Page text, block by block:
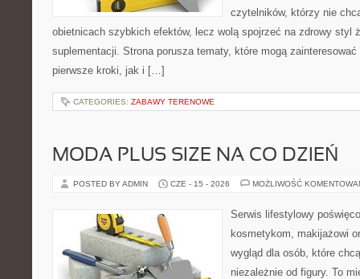
czytelników, którzy nie
obietnicach szybkich efektów, lecz wolą spojrzeć na zdrowy styl
suplementacji. Strona porusza tematy, które mogą
pierwsze kroki, jak i […]
CATEGORIES: ZABAWY TERENOWE
MODA PLUS SIZE NA CO DZIEŃ
POSTED BY ADMIN CZE - 15 - 2026 MOŻLIWOŚĆ
Serwis lifestylowy
kosmetykom, makijażowi
wygląd dla osób, które
niezależnie od figury. To